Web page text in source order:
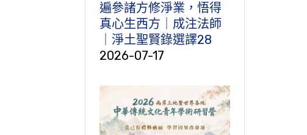
遍參諸方修淨業，悟得
真心生西方｜成注法師
｜淨土聖賢錄選譯28
2026-07-17